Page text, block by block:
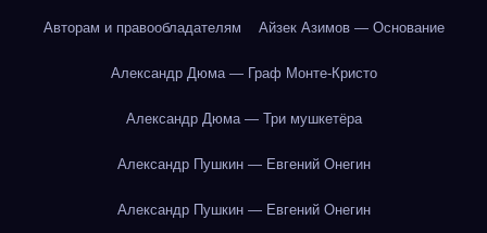
Авторам и правообладателям Айзек Азимов — Основание
Александр Дюма — Граф Монте-Кристо
Александр Дюма — Три мушкетёра
Александр Пушкин — Евгений Онегин
Александр Пушкин — Евгений Онегин